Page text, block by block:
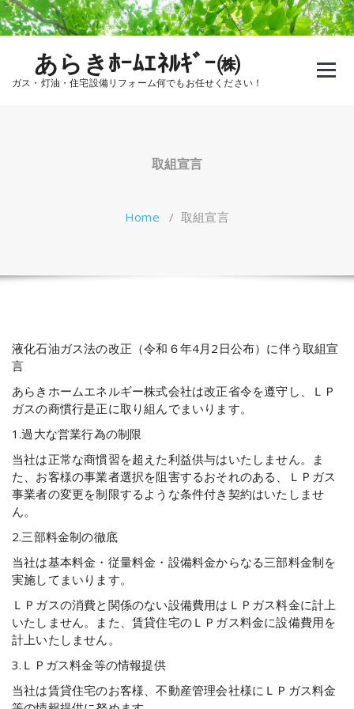
Skip
to
content
あらきﾎｰﾑｴﾈﾙｷﾞｰ㈱
ガス・灯油・住宅設備リフォーム何でもお任せください！
取組宣言
Home /取組宣言
液化石油ガス法の改正（令和６年4月2日公布）に伴う取組宣
言
あらきホームエネルギー株式会社は改正省令を遵守し、ＬＰ
ガスの商慣行是正に取り組んでまいります。
1.過大な営業行為の制限
当社は正常な商慣習を超えた利益供与はいたしません。ま
た、お客様の事業者選択を阻害するおそれのある、ＬＰガス
事業者の変更を制限するような条件付き契約はいたしませ
ん。
2.三部料金制の徹底
当社は基本料金・従量料金・設備料金からなる三部料金制を
実施してまいります。
ＬＰガスの消費と関係のない設備費用はＬＰガス料金に計上
いたしません。また、賃貸住宅のＬＰガス料金に設備費用を
計上いたしません。
3.ＬＰガス料金等の情報提供
当社は賃貸住宅のお客様、不動産管理会社様にＬＰガス料金